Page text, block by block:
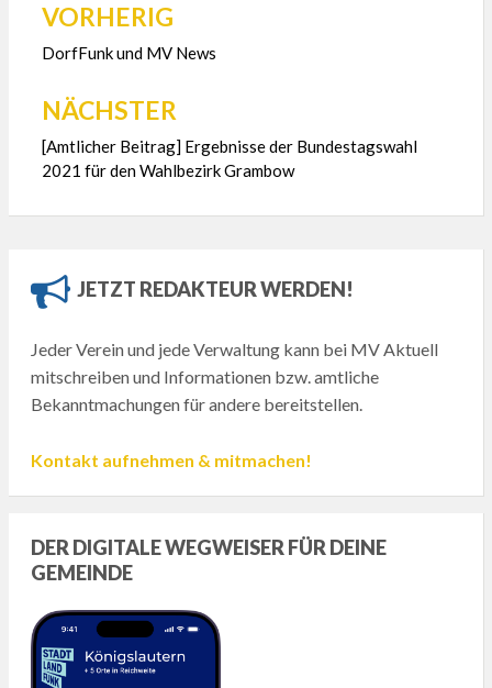
Beitragsnavigation
VORHERIG
DorfFunk und MV News
NÄCHSTER
[Amtlicher Beitrag] Ergebnisse der Bundestagswahl
2021 für den Wahlbezirk Grambow
JETZT REDAKTEUR WERDEN!
Jeder Verein und jede Verwaltung kann bei MV Aktuell
mitschreiben und Informationen bzw. amtliche
Bekanntmachungen für andere bereitstellen.
Kontakt aufnehmen & mitmachen!
DER DIGITALE WEGWEISER FÜR DEINE
GEMEINDE